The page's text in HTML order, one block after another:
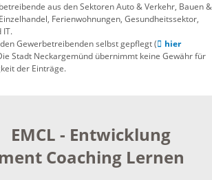
aus den Sektoren Auto & Verkehr, Bauen &
Ferienwohnungen, Gesundheitssektor,
IT.
Gewerbetreibenden selbst gepflegt (
hier
Stadt Neckargemünd übernimmt keine Gewähr für
der Einträge.
EMCL - Entwicklung
Coaching Lernen